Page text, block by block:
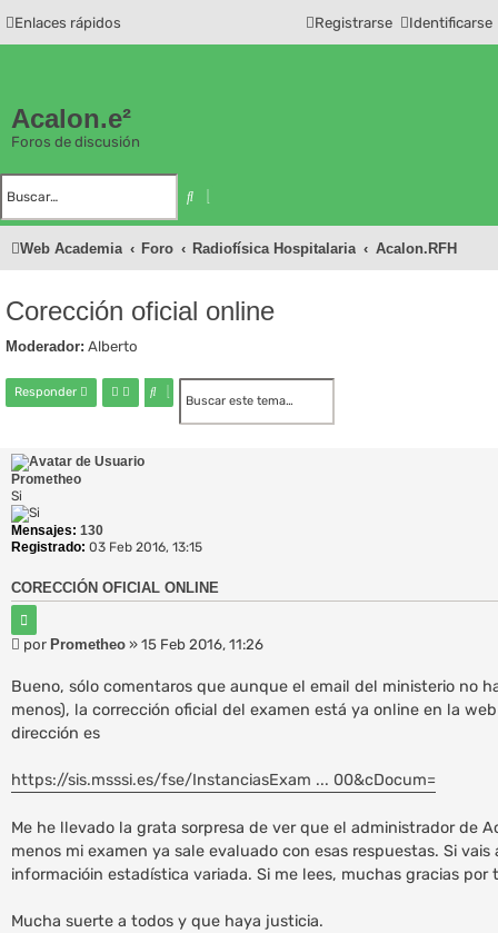
Enlaces rápidos Identificarse
Registrarse
Acalon.e²
Foros de discusión
B
a
ú
u
d
v
d
a
Web Academia Foro Radiofísica Hospitalaria Acalon.RFH
Corección oficial online
Moderador: Alberto
Responder
B
u ú
v
n
z
d
Prometheo
Si
Mensajes: 130
Registrado: 03 Feb 2016, 13:15
CORECCIÓN OFICIAL ONLINE
i
t
M
n
a
j
por Prometheo » 15 Feb 2016, 11:26
Bueno, sólo comentaros que aunque el email del ministerio no
menos), la corrección oficial del examen está ya online en la
dirección es
https://sis.msssi.es/fse/InstanciasExam ... 00&cDocum=
Me he llevado la grata sorpresa de ver que el administrador de
menos mi examen ya sale evaluado con esas respuestas. Si vais
informacióin estadística variada. Si me lees, muchas gracias por
Mucha suerte a todos y que haya justicia.